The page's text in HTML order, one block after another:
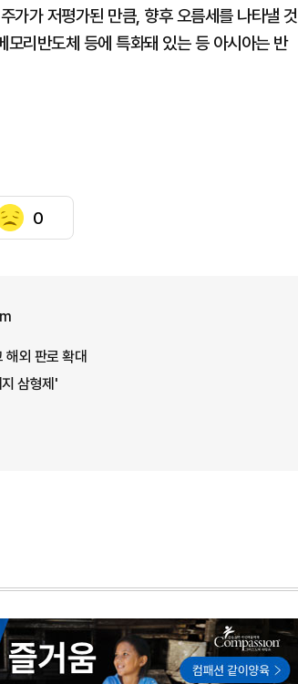
가가 저평가된 만큼, 향후 오름세를 나타낼 것
리반도체 등에 특화돼 있는 등 아시아는 반
0
외 판로 확대
삼형제'